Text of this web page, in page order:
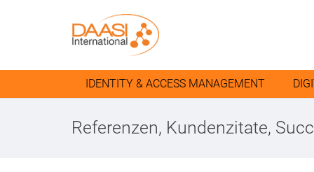
IDENTITY & ACCESS MANAGEMENT
Referenzen, Kundenzitate,